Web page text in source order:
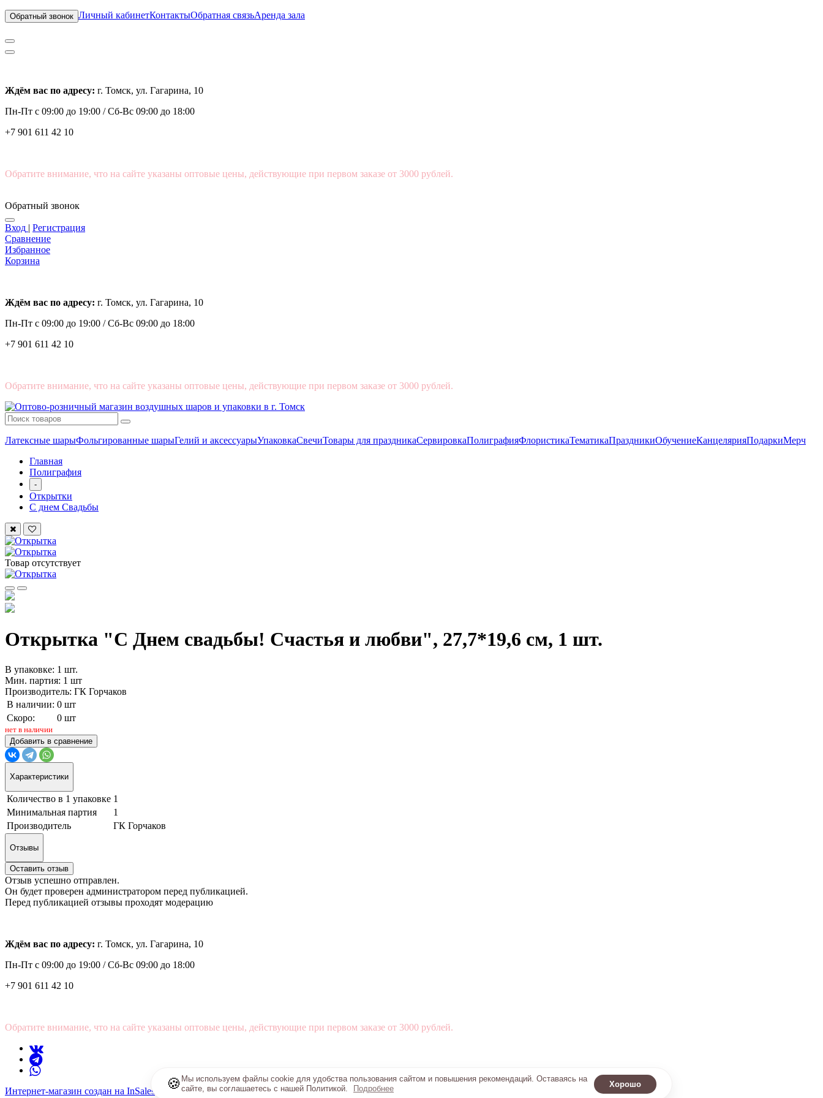
Обратный звонок Личный кабинетКонтактыОбратная связьАренда зала
Ждём вас по адресу: г. Томск, ул. Гагарина, 10
Пн-Пт с 09:00 до 19:00 /Сб-Вс 09:00 до 18:00
+7 901 611 42 10
Обратите внимание, что на сайте указаны оптовые цены, действующие при первом заказе от 3000 рублей.
Обратный звонок
Вход | Регистрация
Сравнение
Избранное
Корзина
Ждём вас по адресу: г. Томск, ул. Гагарина, 10
Пн-Пт с 09:00 до 19:00 /Сб-Вс 09:00 до 18:00
+7 901 611 42 10
Обратите внимание, что на сайте указаны оптовые цены, действующие при первом заказе от 3000 рублей.
Латексные шарыФольгированные шарыГелий и аксессуарыУпаковкаСвечиТовары для праздникаСервировкаПолиграфияФлористикаТематикаПраздникиОбучениеКанцелярияПодаркиМерч
Главная
Полиграфия
-
Открытки
С днем Свадьбы
Товар отсутствует
Открытка "С Днем свадьбы! Счастья и любви", 27,7*19,6 см, 1 шт.
В упаковке: 1 шт.
Мин. партия: 1 шт
Производитель: ГК Горчаков
В наличии: 0 шт
Скоро:
0 шт
нет в наличии
Добавить в сравнение
Характеристики
Количество в 1 упаковке 1
Минимальная партия
1
Производитель
ГК Горчаков
Отзывы
Оставить отзыв
Отзыв успешно отправлен.
Он будет проверен администратором перед публикацией.
Перед публикацией отзывы проходят модерацию
Ждём вас по адресу: г. Томск, ул. Гагарина, 10
Пн-Пт с 09:00 до 19:00 /Сб-Вс 09:00 до 18:00
+7 901 611 42 10
Обратите внимание, что на сайте указаны оптовые цены, действующие при первом заказе от 3000 рублей.
Интернет-магазин создан на InSales 🍪 Мы используем файлы cookie для удобства пользования сайтом и повышения рекомендаций. Оставаясь на
сайте, вы соглашаетесь с нашей Политикой.
Подробнее Хорошо